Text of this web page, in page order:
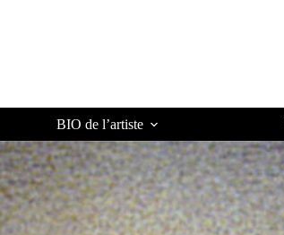
BIO de l’artiste